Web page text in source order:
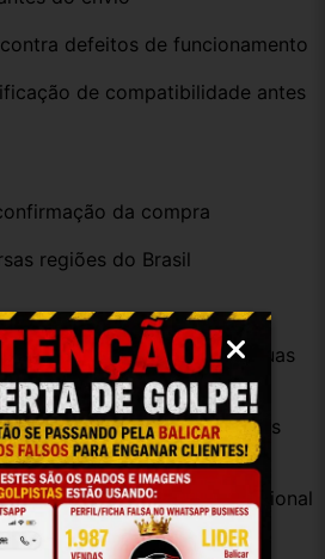
defeitos de funcionamento
de compatibilidade antes
da compra
regiões do Brasil
com seu veículo. Tire suas
Peça exatamente igual à das
com instalação por profissional